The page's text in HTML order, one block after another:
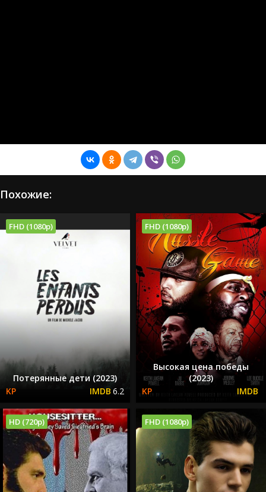
Похожие:
FHD (1080p)
Потерянные дети (2023)
6.2
FHD (1080p)
Высокая цена победы
(2023)
HD (720p) FHD (1080p)